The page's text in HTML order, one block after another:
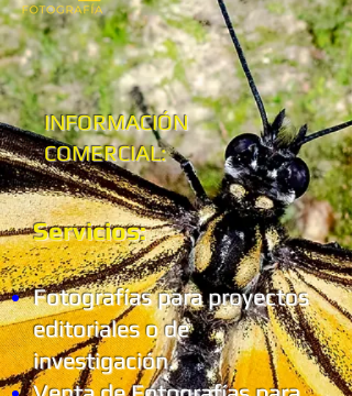
INFORMACIÓN
COMERCIAL:
Servicios:
Fotografías para proyectos
editoriales o de
investigación.